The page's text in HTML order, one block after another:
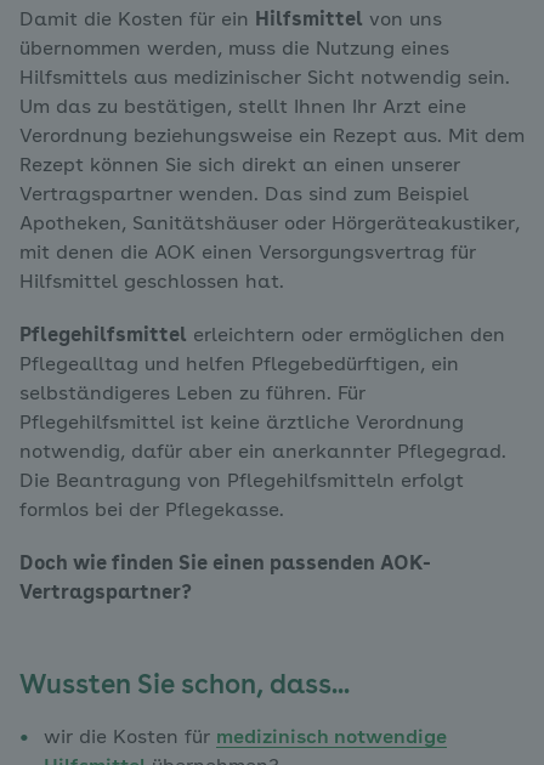
Damit die Kosten für ein Hilfsmittel von uns
übernommen werden, muss die Nutzung eines
Hilfsmittels aus medizinischer Sicht notwendig sein.
Um das zu bestätigen, stellt Ihnen Ihr Arzt eine
Verordnung beziehungsweise ein Rezept aus. Mit dem
Rezept können Sie sich direkt an einen unserer
Vertragspartner wenden. Das sind zum Beispiel
Apotheken, Sanitätshäuser oder Hörgeräteakustiker,
mit denen die AOK einen Versorgungsvertrag für
Hilfsmittel geschlossen hat.
Pflegehilfsmittel erleichtern oder ermöglichen den
Pflegealltag und helfen Pflegebedürftigen, ein
selbständigeres Leben zu führen. Für
Pflegehilfsmittel ist keine ärztliche Verordnung
notwendig, dafür aber ein anerkannter Pflegegrad.
Die Beantragung von Pflegehilfsmitteln erfolgt
formlos bei der Pflegekasse.
Doch wie finden Sie einen passenden AOK-
Vertragspartner?
Wussten Sie schon, dass...
wir die Kosten für medizinisch notwendige